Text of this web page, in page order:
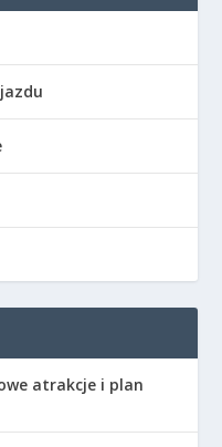
atrakcje i plan